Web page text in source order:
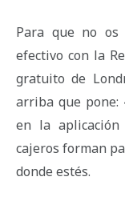
Para que no os
efectivo con la
gratuito de
arriba que pone:
en la
cajeros forman
donde estés.